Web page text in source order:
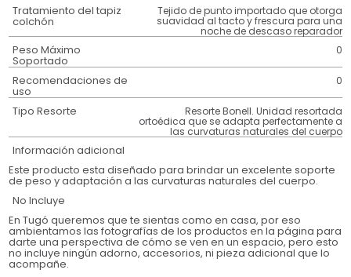
Tratamiento del tapiz
colchón
Tejido de punto importado que otorga
suavidad al tacto y frescura para una
noche de descaso reparador
Peso Máximo
Soportado
0
Recomendaciones de
uso
0
Tipo Resorte Resorte Bonell. Unidad resortada
ortoédica que se adapta perfectamente a
las curvaturas naturales del cuerpo
Información adicional
Este producto esta diseñado para brindar un excelente soporte
de peso y adaptación a las curvaturas naturales del cuerpo.
No Incluye
En Tugó queremos que te sientas como en casa, por eso
ambientamos las fotografías de los productos en la página para
darte una perspectiva de cómo se ven en un espacio, pero esto
no incluye ningún adorno, accesorios, ni pieza adicional que lo
acompañe.